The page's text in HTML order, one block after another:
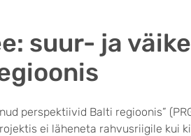
suur- ja
perspektiivid Balti regioonis”
ei läheneta rahvusriigile kui